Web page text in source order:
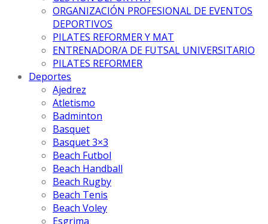
ORGANIZACIÓN PROFESIONAL DE EVENTOS
DEPORTIVOS
PILATES REFORMER Y MAT
ENTRENADOR/A DE FUTSAL UNIVERSITARIO
PILATES REFORMER
Deportes
Ajedrez
Atletismo
Badminton
Basquet
Basquet 3×3
Beach Futbol
Beach Handball
Beach Rugby
Beach Tenis
Beach Voley
Esgrima